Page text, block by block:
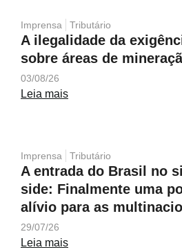
Imprensa Tributário
A ilegalidade da
sobre áreas de
03/08/26
Leia mais
Imprensa Tributário
A entrada do Brasil no
side: Finalmente uma
alívio para as
29/07/26
Leia mais